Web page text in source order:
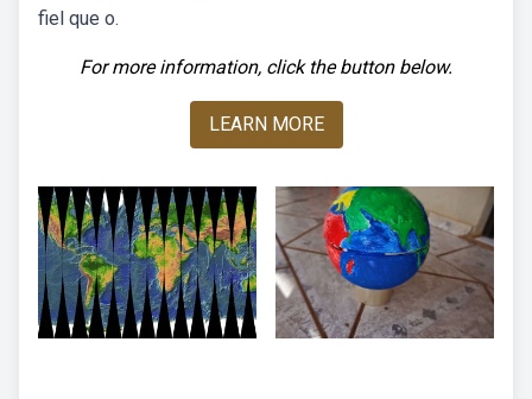
fiel que o.
For more information, click the button below.
LEARN MORE